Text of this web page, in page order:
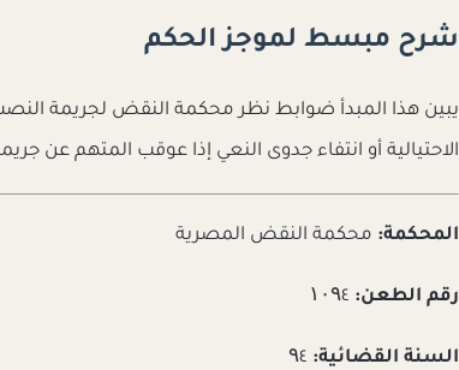
شرح مبسط لموجز الحكم
يبين هذا المبدأ ضوابط نظر محكمة النقض لجريمة
الاحتيالية أو انتفاء جدوى النعي إذا عوقب المتهم عن
المحكمة: محكمة النقض المصرية
رقم الطعن:
السنة القضائية: